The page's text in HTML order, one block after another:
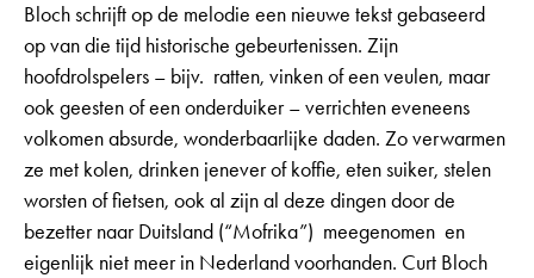
Bloch schrijft op de melodie een nieuwe tekst gebaseerd
op van die tijd historische gebeurtenissen. Zijn
hoofdrolspelers – bijv. ratten, vinken of een veulen, maar
ook geesten of een onderduiker – verrichten eveneens
volkomen absurde, wonderbaarlijke daden. Zo verwarmen
ze met kolen, drinken jenever of koffie, eten suiker, stelen
worsten of fietsen, ook al zijn al deze dingen door de
bezetter naar Duitsland (“Mofrika”) meegenomen en
eigenlijk niet meer in Nederland voorhanden. Curt Bloch